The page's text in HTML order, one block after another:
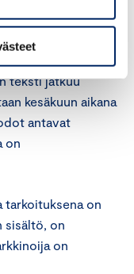
osoitteettomana
mukaan mainos
on ilmaisu
teksti jatkuu
kesäkuun aikana
antavat
on
tarkoituksena on
sisältö, on
on